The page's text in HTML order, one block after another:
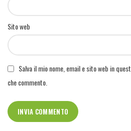
Sito web
Salva il mio nome, email e sito web in
che commento.